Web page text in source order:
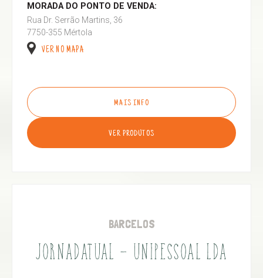
MORADA DO PONTO DE VENDA:
Rua Dr. Serrão Martins, 36
7750-355 Mértola
VER NO MAPA
MAIS INFO
VER PRODUTOS
BARCELOS
JORNADATUAL - UNIPESSOAL LDA